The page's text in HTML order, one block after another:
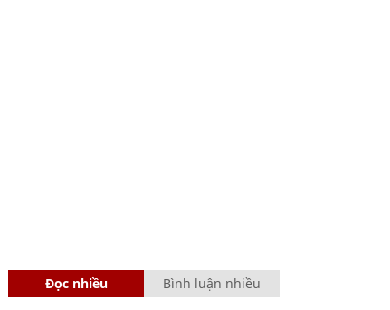
Đọc nhiều Bình luận nhiều